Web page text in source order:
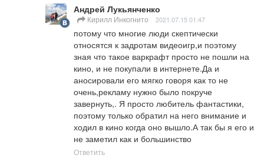
Андрей Лукьянченко
Кирилл Инкогнито 2021.07.15 01:47
потому что многие люди скептически
относятся к задротам видеоигр,и поэтому
зная что такое варкрафт просто не пошли на
кино, и не покупали в интернете.Да и
аносировали его мягко говоря как то не
очень,рекламу нужно было покруче
завернуть,. Я просто любитель фантастики,
поэтому только обратил на него внимание и
ходил в кино когда оно вышло.А так бы я его и
не заметил как и большинство
Ответить